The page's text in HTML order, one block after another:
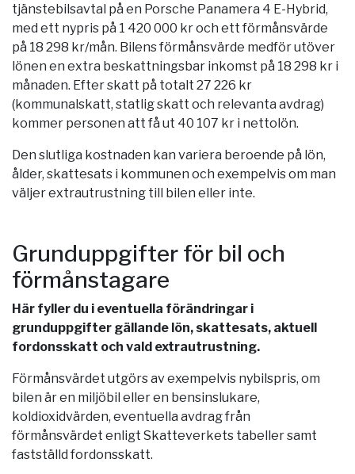
tjänstebilsavtal på en Porsche Panamera 4 E-Hybrid,
med ett nypris på 1 420 000 kr och ett förmånsvärde
på 18 298 kr/mån. Bilens förmånsvärde medför utöver
lönen en extra beskattningsbar inkomst på 18 298 kr i
månaden. Efter skatt på totalt 27 226 kr
(kommunalskatt, statlig skatt och relevanta avdrag)
kommer personen att få ut 40 107 kr i nettolön.
Den slutliga kostnaden kan variera beroende på lön,
ålder, skattesats i kommunen och exempelvis om man
väljer extrautrustning till bilen eller inte.
Grunduppgifter för bil och
förmånstagare
Här fyller du i eventuella förändringar i
grunduppgifter gällande lön, skattesats, aktuell
fordonsskatt och vald extrautrustning.
Förmånsvärdet utgörs av exempelvis nybilspris, om
bilen är en miljöbil eller en bensinslukare,
koldioxidvärden, eventuella avdrag från
förmånsvärdet enligt Skatteverkets tabeller samt
fastställd fordonsskatt.